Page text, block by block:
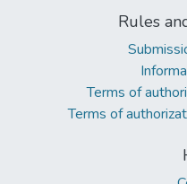
Rules
Terms of
Terms of